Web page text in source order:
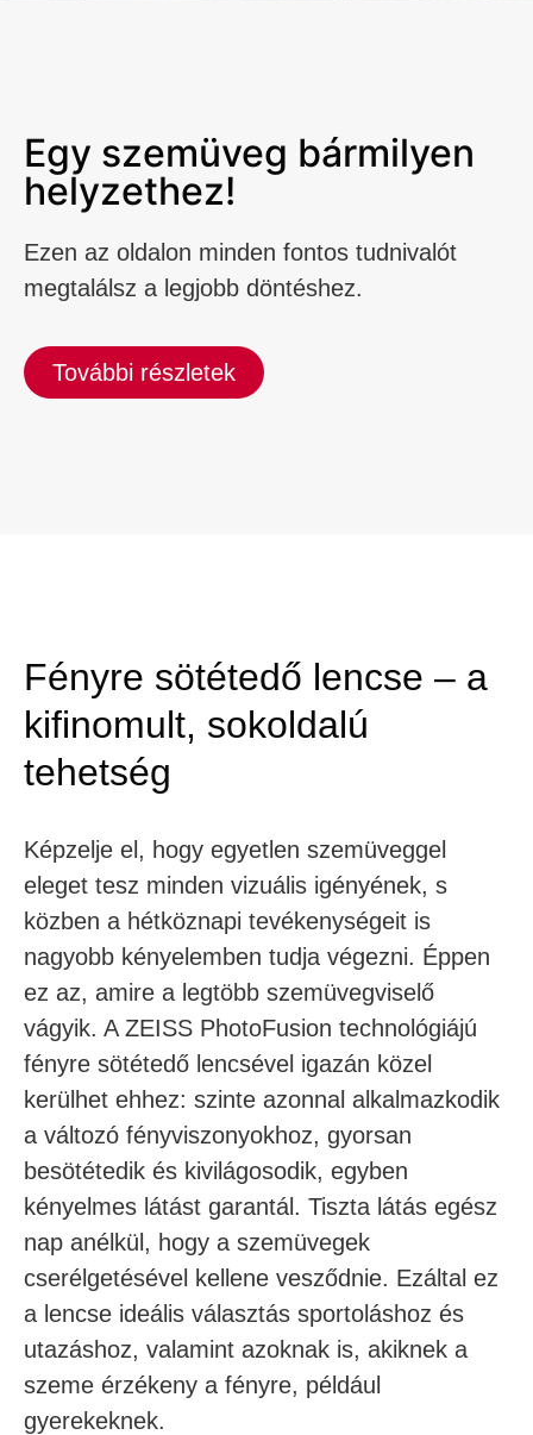
Egy szemüveg bármilyen
helyzethez!
Ezen az oldalon minden fontos tudnivalót
megtalálsz a legjobb döntéshez.
További részletek
Fényre sötétedő lencse – a
kifinomult, sokoldalú
tehetség
Képzelje el, hogy egyetlen szemüveggel
eleget tesz minden vizuális igényének, s
közben a hétköznapi tevékenységeit is
nagyobb kényelemben tudja végezni. Éppen
ez az, amire a legtöbb szemüvegviselő
vágyik. A ZEISS PhotoFusion technológiájú
fényre sötétedő lencsével igazán közel
kerülhet ehhez: szinte azonnal alkalmazkodik
a változó fényviszonyokhoz, gyorsan
besötétedik és kivilágosodik, egyben
kényelmes látást garantál. Tiszta látás egész
nap anélkül, hogy a szemüvegek
cserélgetésével kellene vesződnie. Ezáltal ez
a lencse ideális választás sportoláshoz és
utazáshoz, valamint azoknak is, akiknek a
szeme érzékeny a fényre, például
gyerekeknek.